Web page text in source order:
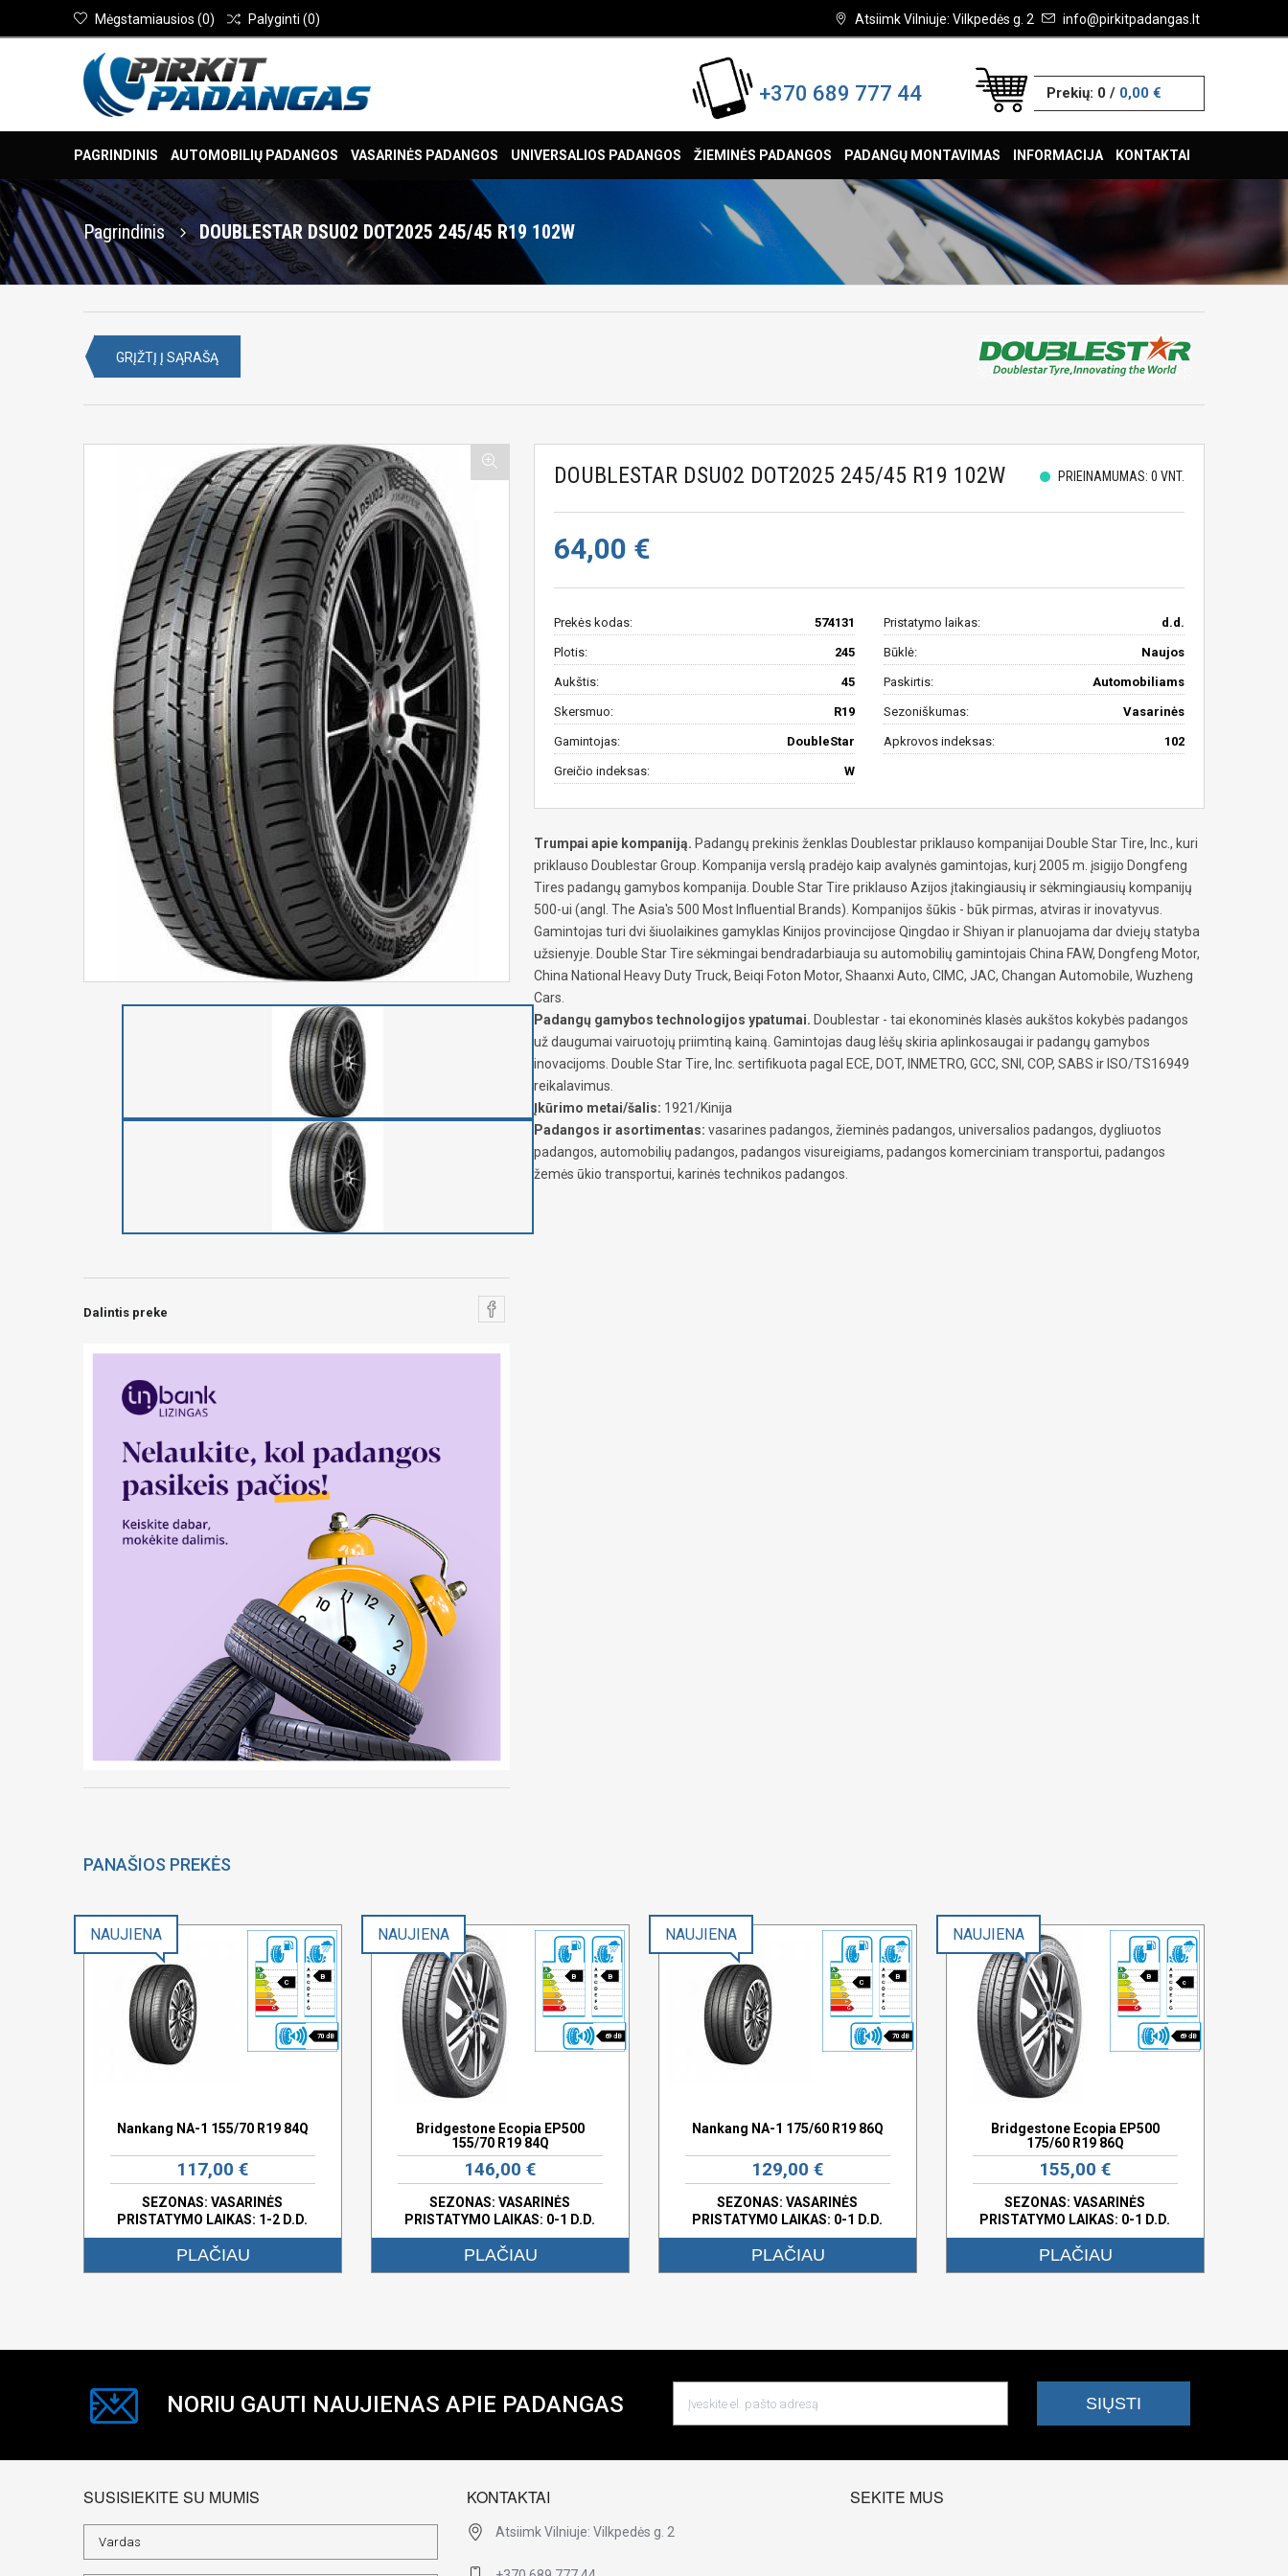
Atsiimk Vilniuje: Vilkpedės g. 2 info@pirkitpadangas.lt
Mėgstamiausios (0) Palyginti (0)
+370 689 777 44 Prekių: 0/ 0,00 €
PAGRINDINIS AUTOMOBILIŲ PADANGOS VASARINĖS PADANGOS UNIVERSALIOS PADANGOS ŽIEMINĖS PADANGOS PADANGŲ MONTAVIMAS INFORMACIJA KONTAKTAI
Pagrindinis DOUBLESTAR DSU02 DOT2025 245/45 R19 102W
GRĮŽTĮ Į SĄRAŠĄ
Dalintis preke
DOUBLESTAR DSU02 DOT2025 245/45 R19 102W PRIEINAMUMAS: 0 VNT.
64,00 €
Prekės kodas: 574131 Pristatymo laikas: d.d.
Plotis: 245
Aukštis: 45
Skersmuo: R19
Gamintojas: DoubleStar
Greičio indeksas: W
Būklė: Naujos
Paskirtis: Automobiliams
Sezoniškumas: Vasarinės
Apkrovos indeksas: 102
Trumpai apie kompaniją. Padangų prekinis ženklas Doublestar priklauso kompanijai Double Star Tire, Inc., kuri
priklauso Doublestar Group. Kompanija verslą pradėjo kaip avalynės gamintojas, kurį 2005 m. įsigijo Dongfeng
Tires padangų gamybos kompanija. Double Star Tire priklauso Azijos įtakingiausių ir sėkmingiausių kompanijų
500-ui (angl. The Asia's 500 Most Influential Brands). Kompanijos šūkis - būk pirmas, atviras ir inovatyvus.
Gamintojas turi dvi šiuolaikines gamyklas Kinijos provincijose Qingdao ir Shiyan ir planuojama dar dviejų statyba
užsienyje. Double Star Tire sėkmingai bendradarbiauja su automobilių gamintojais China FAW, Dongfeng Motor,
China National Heavy Duty Truck, Beiqi Foton Motor, Shaanxi Auto, CIMC, JAC, Changan Automobile, Wuzheng
Cars.
Padangų gamybos technologijos ypatumai. Doublestar - tai ekonominės klasės aukštos kokybės padangos
už daugumai vairuotojų priimtiną kainą. Gamintojas daug lėšų skiria aplinkosaugai ir padangų gamybos
inovacijoms. Double Star Tire, Inc. sertifikuota pagal ECE, DOT, INMETRO, GCC, SNI, COP, SABS ir ISO/TS16949
reikalavimus.
Įkūrimo metai/šalis: 1921/Kinija
Padangos ir asortimentas: vasarines padangos, žieminės padangos, universalios padangos, dygliuotos
padangos, automobilių padangos, padangos visureigiams, padangos komerciniam transportui, padangos
žemės ūkio transportui, karinės technikos padangos.
PANAŠIOS PREKĖS
C
B
70 dB
NAUJIENA
Nankang NA-1 155/70 R19 84Q
117,00 €
SEZONAS: VASARINĖS
PRISTATYMO LAIKAS: 1-2 D.D.
PLAČIAU
B B
69 dB
NAUJIENA
Bridgestone Ecopia EP500
155/70 R19 84Q
146,00 €
SEZONAS: VASARINĖS
PRISTATYMO LAIKAS: 0-1 D.D.
PLAČIAU
C
B
70 dB
NAUJIENA
Nankang NA-1 175/60 R19 86Q
129,00 €
SEZONAS: VASARINĖS
PRISTATYMO LAIKAS: 0-1 D.D.
PLAČIAU
B
c
69 dB
NAUJIENA
Bridgestone Ecopia EP500
175/60 R19 86Q
155,00 €
SEZONAS: VASARINĖS
PRISTATYMO LAIKAS: 0-1 D.D.
PLAČIAU
NORIU GAUTI NAUJIENAS APIE PADANGAS
SUSISIEKITE SU MUMIS KONTAKTAI
Atsiimk Vilniuje: Vilkpedės g. 2
SEKITE MUS